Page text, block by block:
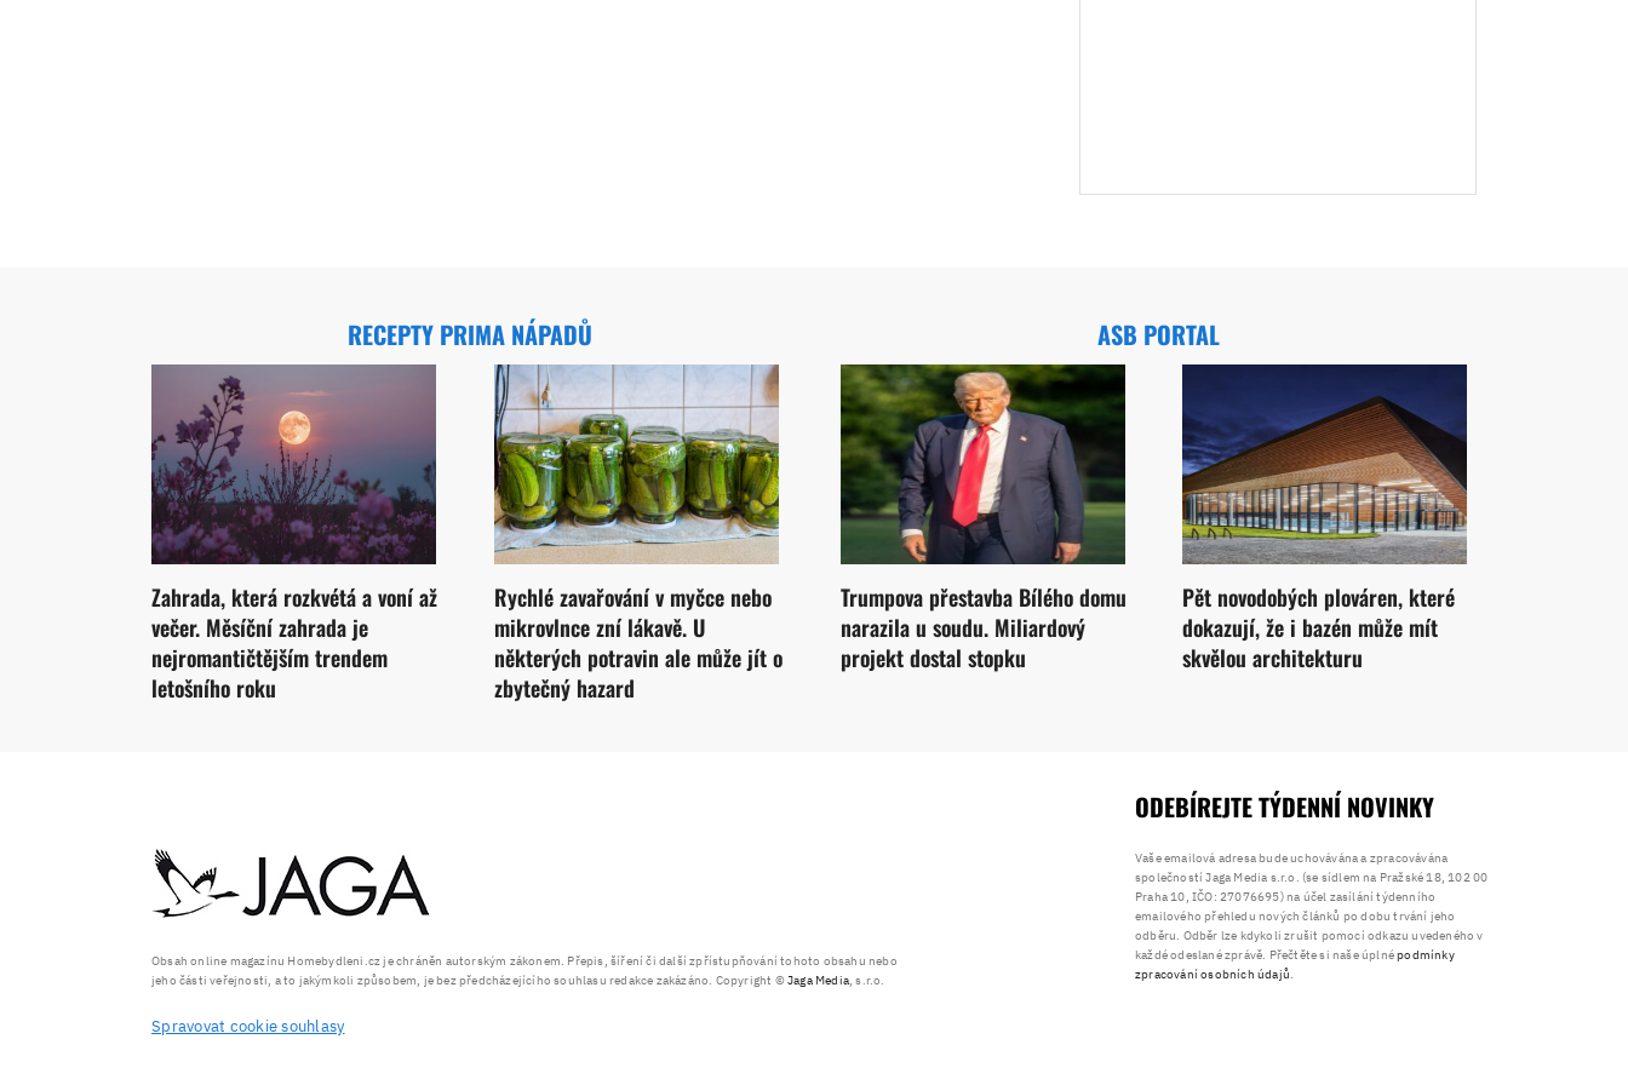
RECEPTY PRIMA NÁPADŮ
Zahrada, která rozkvétá a voní až
večer. Měsíční zahrada je
nejromantičtějším trendem
letošního roku
Rychlé zavařování v myčce nebo
mikrovlnce zní lákavě. U
některých potravin ale může jít o
zbytečný hazard
ASB PORTAL
Trumpova přestavba Bílého domu
narazila u soudu. Miliardový
projekt dostal stopku
Pět novodobých plováren, které
dokazují, že i bazén může mít
skvělou architekturu
Obsah online magazínu Homebydleni.cz je chráněn autorským zákonem. Přepis, šíření či další zpřístupňování tohoto obsahu nebo
jeho části veřejnosti, a to jakýmkoli způsobem, je bez předcházejícího souhlasu redakce zakázáno. Copyright ©Jaga Media, s.r.o.
Spravovat cookie souhlasy
ODEBÍREJTE TÝDENNÍ NOVINKY
Vaše emailová adresa bude uchovávána a zpracovávána
společností Jaga Media s.r.o. (se sídlem na Pražské 18, 102 00
Praha 10, IČO: 27076695) na účel zasílání týdenního
emailového přehledu nových článků po dobu trvání jeho
odběru. Odběr lze kdykoli zrušit pomocí odkazu uvedeného v
každé odeslané zprávě. Přečtěte si naše úplnépodmínky
zpracování osobních údajů.